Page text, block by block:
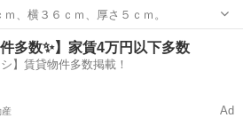
、横３６ｃｍ、厚さ５ｃｍ。
食器
件多数✨】家賃4万円以下多数
シ】賃貸物件多数掲載！
Ad